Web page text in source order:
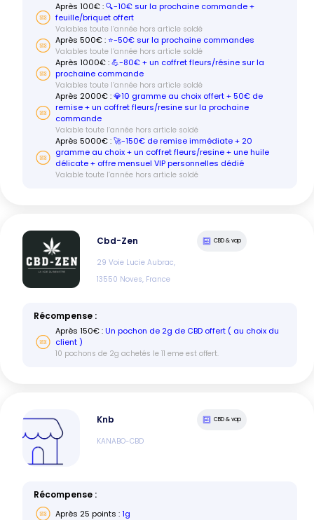
Après 100€ :🔍-10€ sur la prochaine commande +
feuille/briquet offert
Valables toute l’année hors article soldé
Après 500€ : ⭐️-50€ sur la prochaine commandes
Valables toute l’année hors article soldé
Après 1000€ :💪-80€ + un coffret fleurs/résine sur la
prochaine commande
Valables toute l’année hors article soldé
Après 2000€ :💎10 gramme au choix offert + 50€ de
remise + un coffret fleurs/resine sur la prochaine
commande
Valable toute l’année hors article soldé
Après 5000€ :🚀-150€ de remise immédiate + 20
gramme au choix + un coffret fleurs/resine + une huile
délicate + offre mensuel VIP personnelles dédié
Valable toute l’année hors article soldé
Cbd-Zen
29 Voie Lucie Aubrac,
13550 Noves, France
CBD & vap
Récompense :
Après 150€ : Un pochon de 2g de CBD offert ( au choix du
client )
10 pochons de 2g achetés le 11 eme est offert.
Knb
KANABO-CBD
CBD & vap
Récompense :
Après 25 points :1g